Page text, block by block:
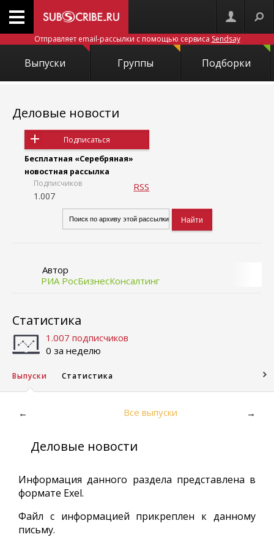
Отправляет email-рассылки с помощью сервиса Sendsay
Выпуски Группы Подборки
Деловые новости
Подписаться
Бесплатная «Серебряная»
новостная рассылка
Подписчиков
1.007
RSS
Автор
РИА РосБизнесКонсалтинг
Статистика
1.007 подписчиков
0 за неделю
Выпуски Статистика
← Все выпуски →
Деловые новости
Информация данного раздела представлена в
формате Exel.
Файл с информацией прикреплен к данному
письму.